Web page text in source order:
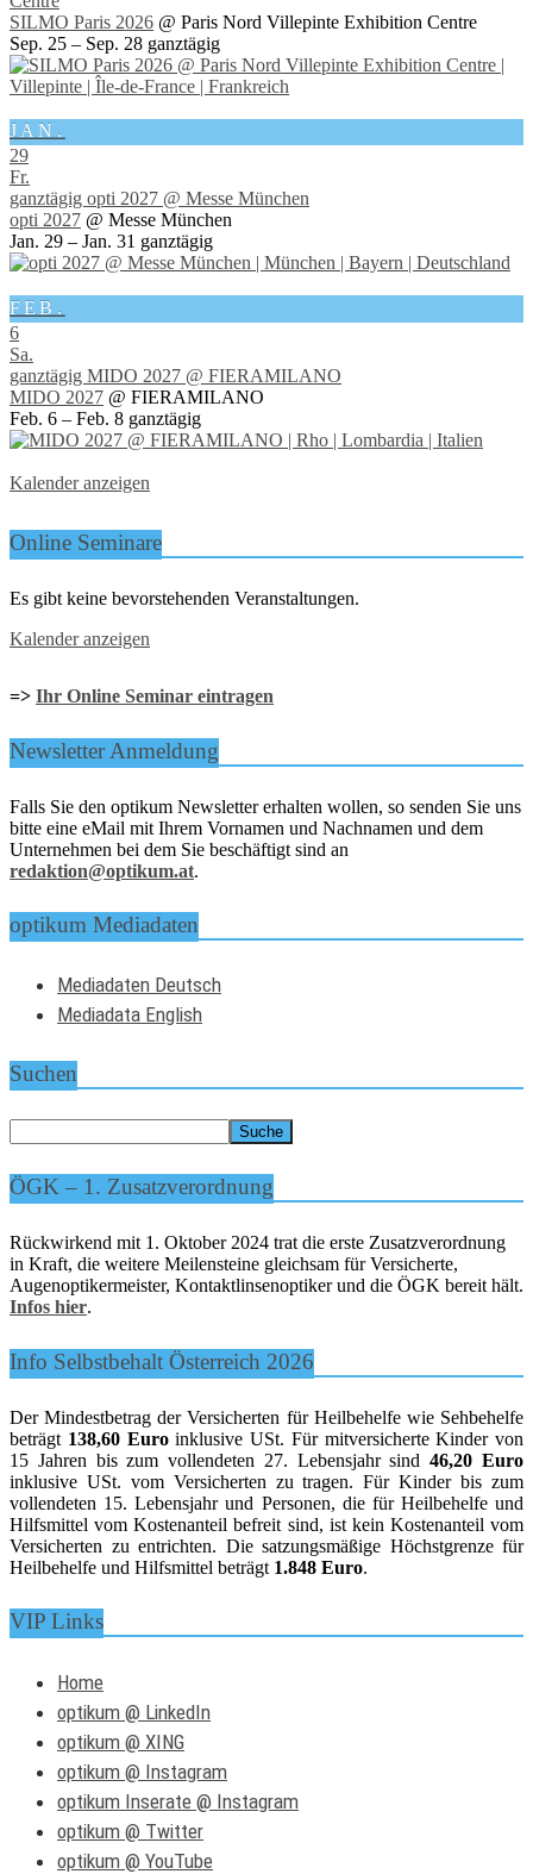
SILMO Paris 2026 @ Paris Nord Villepinte Exhibition Centre
Sep. 25 – Sep. 28 ganztägig
JAN.
29
Fr.
ganztägig opti 2027 @ Messe München
opti 2027 @ Messe München
Jan. 29 – Jan. 31 ganztägig
FEB.
6
Sa.
ganztägig MIDO 2027 @ FIERAMILANO
MIDO 2027 @ FIERAMILANO
Feb. 6 – Feb. 8 ganztägig
Kalender anzeigen
Online Seminare
Es gibt keine bevorstehenden Veranstaltungen.
Kalender anzeigen
=> Ihr Online Seminar eintragen
Newsletter Anmeldung
Falls Sie den optikum Newsletter erhalten wollen, so senden Sie uns
bitte eine eMail mit Ihrem Vornamen und Nachnamen und dem
Unternehmen bei dem Sie beschäftigt sind an
redaktion@optikum.at.
optikum Mediadaten
Mediadaten Deutsch
Mediadata English
Suchen
ÖGK – 1. Zusatzverordnung
Rückwirkend mit 1. Oktober 2024 trat die erste Zusatzverordnung
in Kraft, die weitere Meilensteine gleichsam für Versicherte,
Augenoptikermeister, Kontaktlinsenoptiker und die ÖGK bereit hält.
Infos hier.
Info Selbstbehalt Österreich 2026
Der Mindestbetrag der Versicherten für Heilbehelfe wie Sehbehelfe
beträgt 138,60 Euroinklusive USt. Für mitversicherte Kinder von
15 Jahren bis zum vollendeten 27. Lebensjahr sind46,20 Euro
inklusive USt. vom Versicherten zu tragen. Für Kinder bis zum
vollendeten 15. Lebensjahr und Personen, die für Heilbehelfe und
Hilfsmittel vom Kostenanteil befreit sind, ist kein Kostenanteil vom
Versicherten zu entrichten. Die satzungsmäßige Höchstgrenze für
Heilbehelfe und Hilfsmittel beträgt 1.848 Euro.
VIP Links
Home
optikum @ LinkedIn
optikum @ XING
optikum @ Instagram
optikum Inserate @ Instagram
optikum @ Twitter
optikum @ YouTube